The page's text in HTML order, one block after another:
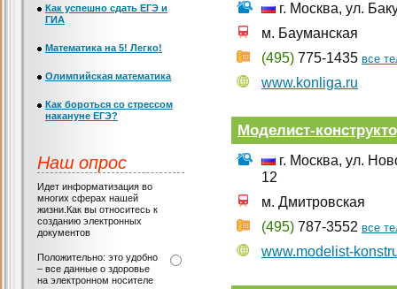
г. Москва, ул.
м. Бауманская
(495) 775-1435 все
www.konliga.ru
Моделист-
г. Москва, ул.
12
м. Дмитровская
(495) 787-3552 все
www.modelist-
Как успешно сдать ЕГЭ и
ГИА
Математика на 5! Легко!
Олимпийская математика
Как бороться со стрессом
накануне ЕГЭ?
Наш опрос
Идет информатизация во
многих сферах нашей
жизни.Как вы относитесь к
созданию электронных
документов
Положительно: это удобно
– все данные о здоровье
на электронном носителе